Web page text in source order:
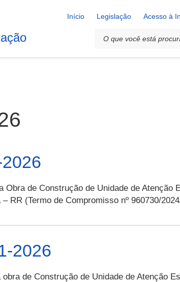
Início Legislação Acesso à
de Construção de Unidade de Atenção
RR (Termo de Compromisso nº 960730/
2026
de Construção de Unidade de Atenção